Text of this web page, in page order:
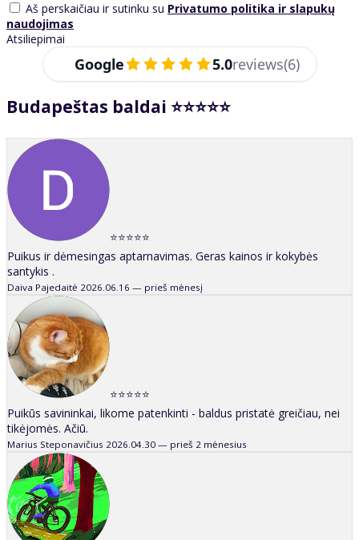
Aš perskaičiau ir sutinku su Privatumo politika ir slapukų
naudojimas
Atsiliepimai
Google 5.0reviews(6)
Budapeštas baldai ⭐⭐⭐⭐⭐
⭐⭐⭐⭐⭐
Puikus ir dėmesingas aptarnavimas. Geras kainos ir kokybės
santykis .
Daiva Pajedaitė 2026.06.16 — prieš mėnesį
⭐⭐⭐⭐⭐
Puikūs savininkai, likome patenkinti - baldus pristatė greičiau, nei
tikėjomės. Ačiū.
Marius Steponavičius 2026.04.30 — prieš 2 mėnesius